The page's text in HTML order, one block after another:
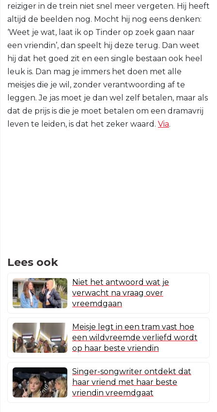
reiziger in de trein niet snel meer vergeten. Hij heeft
altijd de beelden nog. Mocht hij nog eens denken:
‘Weet je wat, laat ik op Tinder op zoek gaan naar
een vriendin’, dan speelt hij deze terug. Dan weet
hij dat het goed zit en een single bestaan ook heel
leuk is. Dan mag je immers het doen met alle
meisjes die je wil, zonder verantwoording af te
leggen. Je jas moet je dan wel zelf betalen, maar als
dat de prijs is die je moet betalen om een dramavrij
leven te leiden, is dat het zeker waard. Via.
Lees ook
Niet het antwoord wat je
verwacht na vraag over
vreemdgaan
Meisje legt in een tram vast hoe
een wildvreemde verliefd wordt
op haar beste vriendin
Singer-songwriter ontdekt dat
haar vriend met haar beste
vriendin vreemdgaat